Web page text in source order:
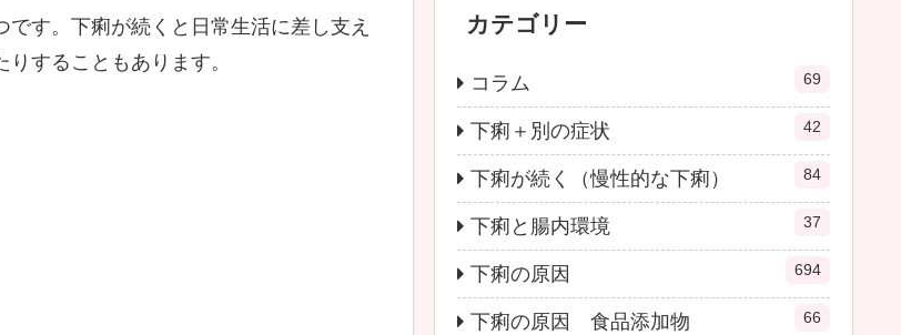
です。下痢が続くと日常生活に差し支え
することもあります。
カテゴリー
コラム 69
下痢＋別の症状 42
下痢が続く（慢性的な下痢） 84
下痢と腸内環境 37
下痢の原因 694
下痢の原因 食品添加物 66